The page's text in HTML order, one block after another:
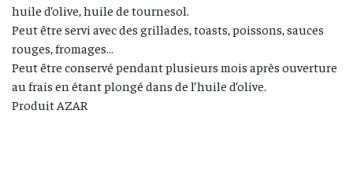
huile d’olive, huile de tournesol.
Peut être servi avec des grillades, toasts, poissons, sauces
rouges, fromages…
Peut être conservé pendant plusieurs mois après ouverture
au frais en étant plongé dans de l’huile d’olive.
Produit AZAR